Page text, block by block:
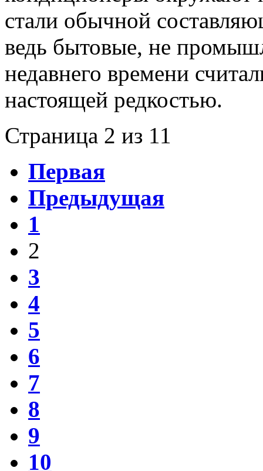
стали обычной
ведь бытовые, не
недавнего времени
настоящей редкостью.
Страница 2 из 11
Первая
Предыдущая
1
2
3
4
5
6
7
8
9
10